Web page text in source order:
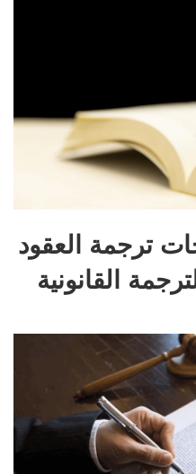
ترجمة العقود
القانونية